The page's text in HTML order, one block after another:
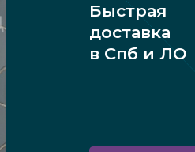
Быстрая
доставка
в Спб и ЛО